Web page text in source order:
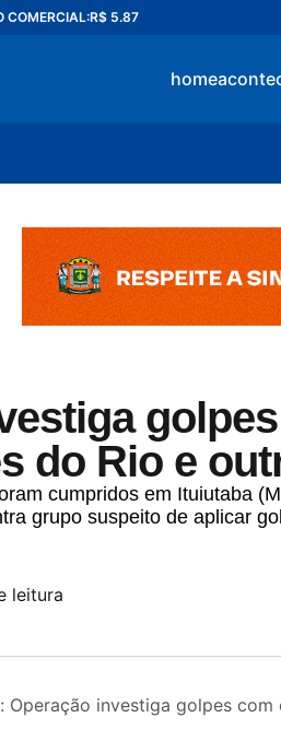
COMERCIAL:R$ 5.87
home
do Rio e
cumpridos em Ituiutaba
grupo suspeito de aplicar
leitura